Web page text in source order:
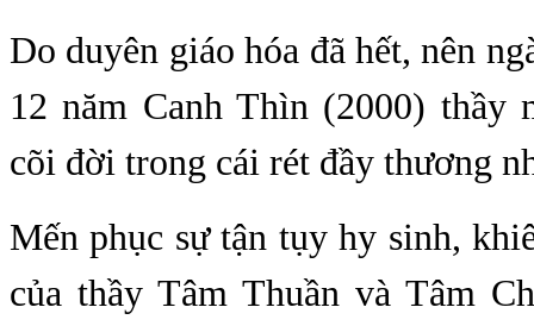
Do duyên giáo hóa đã hết, nên
12 năm Canh Thìn (2000) thầy
cõi đời trong cái rét đầy thương
Mến phục sự tận tụy hy sinh,
của thầy Tâm Thuần và Tâm